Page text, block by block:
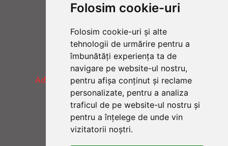
Folosim cookie-uri
Folosim cookie-uri și alte
tehnologii de urmărire pentru a
îmbunătăți experiența ta de
navigare pe website-ul nostru,
pentru afișa conținut și reclame
personalizate, pentru a analiza
traficul de pe website-ul nostru și
pentru a înțelege de unde vin
vizitatorii noștri.
Tel:+40 723.56.99.29
Adresa: Galati - DN 26 - Km. 7.2 - Romania
E-mail:office@teracont.ro